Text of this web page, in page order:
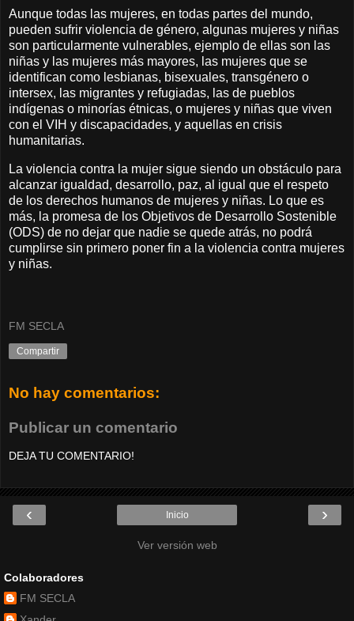
Aunque todas las mujeres, en todas partes del mundo,
pueden sufrir violencia de género, algunas mujeres y niñas
son particularmente vulnerables, ejemplo de ellas son las
niñas y las mujeres más mayores, las mujeres que se
identifican como lesbianas, bisexuales, transgénero o
intersex, las migrantes y refugiadas, las de pueblos
indígenas o minorías étnicas, o mujeres y niñas que viven
con el VIH y discapacidades, y aquellas en crisis
humanitarias.
La violencia contra la mujer sigue siendo un obstáculo para
alcanzar igualdad, desarrollo, paz, al igual que el respeto
de los derechos humanos de mujeres y niñas. Lo que es
más, la promesa de los Objetivos de Desarrollo Sostenible
(ODS) de no dejar que nadie se quede atrás, no podrá
cumplirse sin primero poner fin a la violencia contra mujeres
y niñas.
FM SECLA
Compartir
No hay comentarios:
Publicar un comentario
DEJA TU COMENTARIO!
‹ ›
Inicio
Ver versión web
Colaboradores
FM SECLA